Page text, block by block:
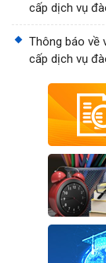
cấp dịch vụ
Thông báo về
cấp dịch vụ